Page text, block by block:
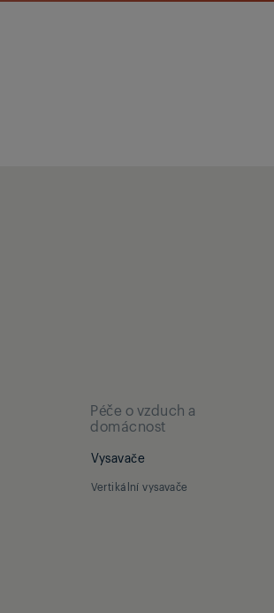
Péče o vzduch a
domácnost
Vysavače
Vertikální vysavače